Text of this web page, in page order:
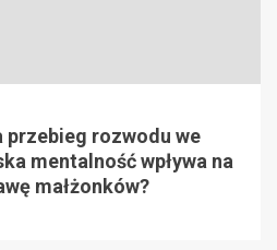
przebieg rozwodu we
mentalność wpływa na
małżonków?